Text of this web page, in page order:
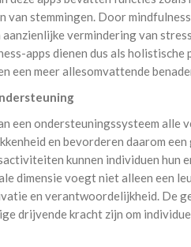
stemmingen. Door
vermindering van
apps dienen dus als
een meer allesomvattende
een ondersteuningssysteem alle
en bevorderen daarom
kunnen individuen hun
dimensie voegt niet alleen een
en verantwoordelijkheid. De
drijvende kracht zijn om